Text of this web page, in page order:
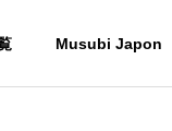
Musubi Japon